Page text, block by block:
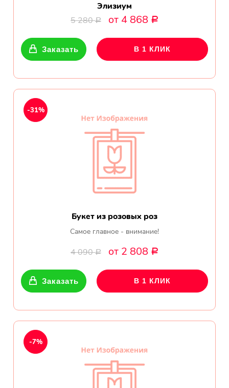
Элизиум
5 280Р от 4 868 Р
Заказать В 1 КЛИК
Букет из розовых роз
Самое главное - внимание!
4 090Р от 2 808 Р
-31%
Заказать В 1 КЛИК
-7%